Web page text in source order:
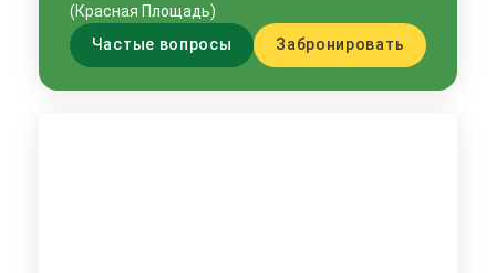
(Красная Площадь)
Частые вопросы
Забронировать